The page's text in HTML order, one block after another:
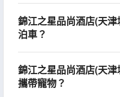
錦江之星品尚酒店(天
泊車？
錦江之星品尚酒店(天
攜帶寵物？